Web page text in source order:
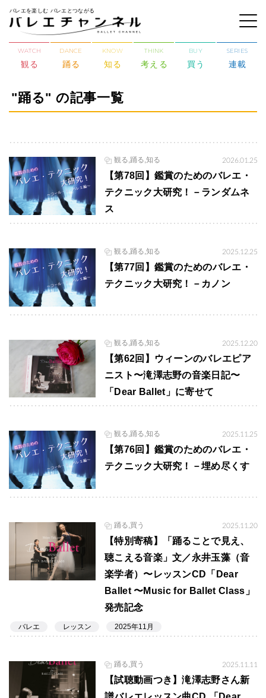
バレエを楽しむ バレエとつながる
WATCH
観る
DANCE
踊る
KNOW
知る
THINK
考える
BUY
買う
SERIES
連載
"踊る" の記事一覧
観る,踊る,知る 2026.01.25
【第78回】鑑賞のためのバレエ・
テクニック大研究！－ランダムネ
ス
観る,踊る,知る 2025.12.25
【第77回】鑑賞のためのバレエ・
テクニック大研究！－カノン
観る,踊る,知る 2025.12.20
【第62回】ウィーンのバレエピア
ニスト〜滝澤志野の音楽日記〜
「Dear Ballet」に寄せて
観る,踊る,知る 2025.11.25
【第76回】鑑賞のためのバレエ・
テクニック大研究！－埋め尽くす
踊る,買う 2025.11.20
【特別寄稿】「踊ることで見え、
聴こえる音楽」文／永井玉藻（音
楽学者）〜レッスンCD「Dear
Ballet 〜Music for Ballet Class」
発売記念
バレエ レッスン 2025年11月
踊る,買う 2025.11.11
【試聴動画つき】滝澤志野さん新